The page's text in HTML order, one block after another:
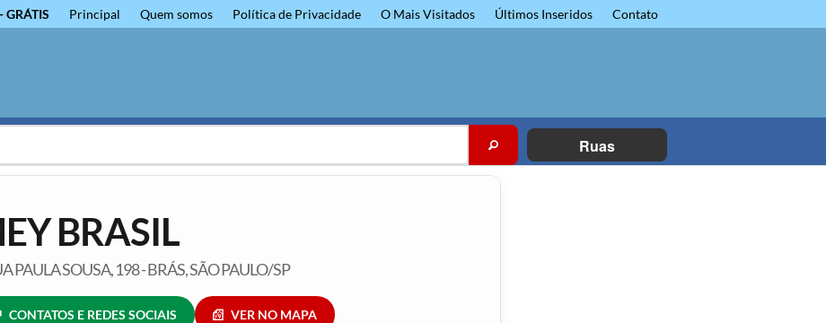
GRÁTIS Principal Quem somos Política de Privacidade O Mais Visitados Últimos Inseridos Contato
Ruas
BRASIL
PAULA SOUSA, 198 - BRÁS, SÃO PAULO/SP
CONTATOS E REDES SOCIAIS VER NO MAPA